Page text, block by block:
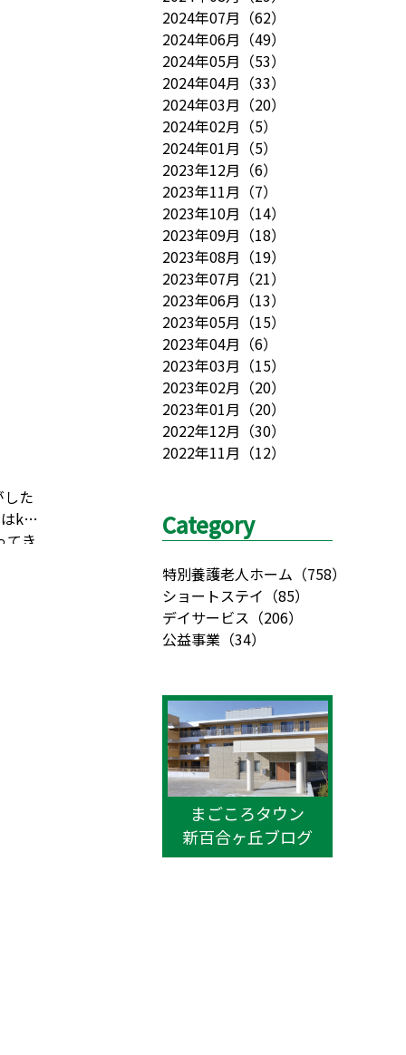
した
k様
てき
2024年07月 （62）
2024年06月 （49）
2024年05月 （53）
2024年04月 （33）
2024年03月 （20）
2024年02月 （5）
2024年01月 （5）
2023年12月 （6）
2023年11月 （7）
2023年10月 （14）
2023年09月 （18）
2023年08月 （19）
2023年07月 （21）
2023年06月 （13）
2023年05月 （15）
2023年04月 （6）
2023年03月 （15）
2023年02月 （20）
2023年01月 （20）
2022年12月 （30）
2022年11月 （12）
Category
特別養護老人ホーム （758）
ショートステイ （85）
デイサービス （206）
公益事業 （34）
まごころタウン
新百合ヶ丘ブログ